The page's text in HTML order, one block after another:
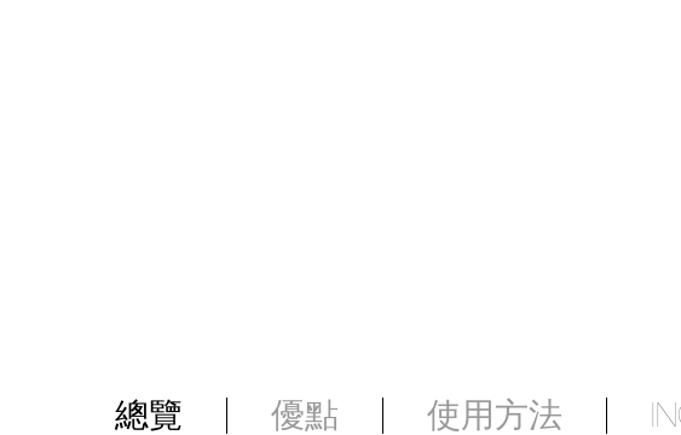
總覽 優點 使用方法